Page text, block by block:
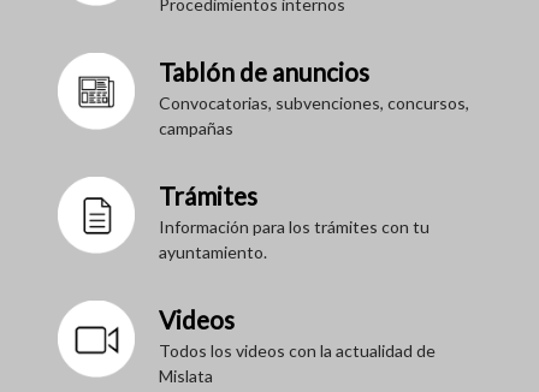
Tablón de anuncios
Convocatorias, subvenciones, concursos,
campañas
Trámites
Información para los trámites con tu
ayuntamiento.
Videos
Todos los videos con la actualidad de
Mislata